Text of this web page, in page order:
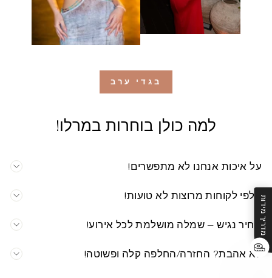
בגדי ערב
למה כולן בוחרות במרלו!
על איכות אנחנו לא מתפשרים!
אלפי לקוחות מרוצות לא טועות!
מחיר נגיש – שמלה מושלמת לכל אירוע!
לא אהבת? החזרה/החלפה קלה ופשוטה!
מדריך מידות